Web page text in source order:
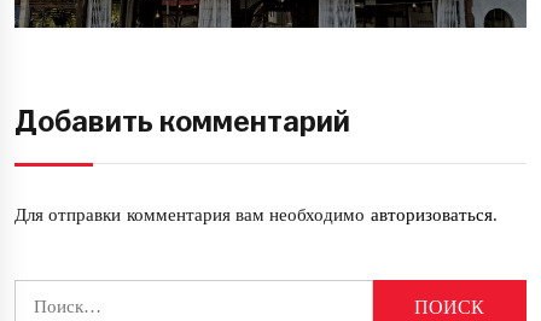
post:
Добавить комментарий
Для отправки комментария вам необходимо авторизоваться.